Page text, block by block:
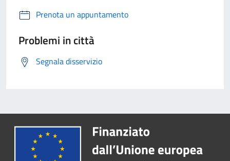
Prenota un appuntamento
Problemi in città
Segnala disservizio